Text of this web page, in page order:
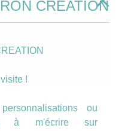
fleurs pastel
CREATION
!
ou
à m'écrire sur